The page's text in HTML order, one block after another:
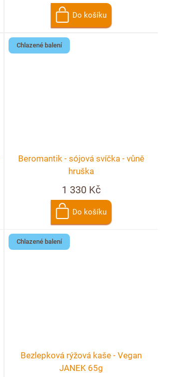
Do košíku
Chlazené balení
Beromantik - sójová svíčka - vůně
hruška
1 330 Kč
Do košíku
Chlazené balení
Bezlepková rýžová kaše - Vegan
JANEK 65g